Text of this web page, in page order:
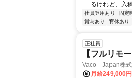
るけれど、入
社員登用あり 固定
賞与あり
育休あり
正社員
【フルリモ
Vaco Japan株式
月給249,000